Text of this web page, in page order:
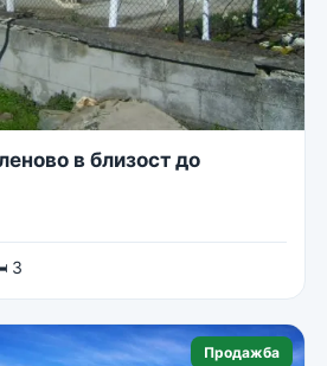
в близост до
3
Продажба